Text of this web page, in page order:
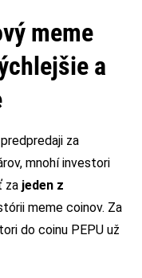
meme
a
za
mnohí investori
za jeden z
meme coinov. Za
do coinu PEPU už